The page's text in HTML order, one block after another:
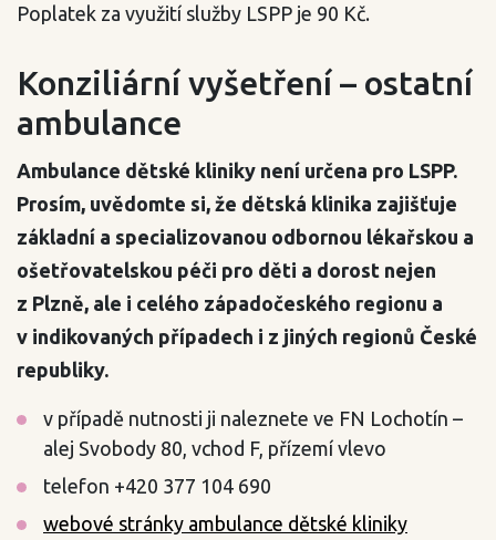
Poplatek za využití služby LSPP je 90 Kč.
Konziliární vyšetření – ostatní
ambulance
Ambulance dětské kliniky není určena pro LSPP.
Prosím, uvědomte si, že dětská klinika zajišťuje
základní a specializovanou odbornou lékařskou a
ošetřovatelskou péči pro děti a dorost nejen
z Plzně, ale i celého západočeského regionu a
v indikovaných případech i z jiných regionů České
republiky.
v případě nutnosti ji naleznete ve FN Lochotín –
alej Svobody 80, vchod F, přízemí vlevo
telefon +420 377 104 690
webové stránky ambulance dětské kliniky